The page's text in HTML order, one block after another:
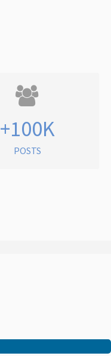
+100K
POSTS